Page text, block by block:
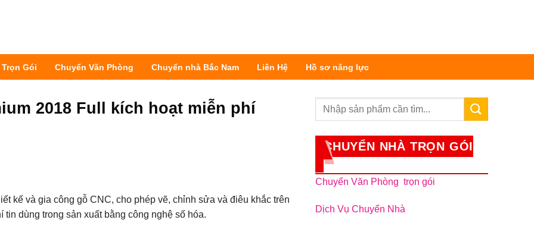
Gói Chuyển Văn Phòng Chuyển nhà Bắc Nam Liên Hệ Hồ sơ năng lực
2018 Full kích hoạt miễn phí
kế và gia công gỗ CNC, cho phép vẽ, chỉnh sửa và điêu khắc trên
dùng trong sản xuất bằng công nghệ số hóa.
CHUYỂN NHÀ TRỌN GÓI
Chuyển Văn Phòng trọn gói
Dịch Vụ Chuyển Nhà